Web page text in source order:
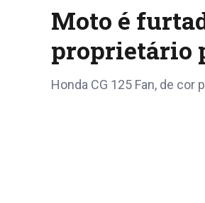
Moto é
proprietário
Honda CG 125 Fan, de